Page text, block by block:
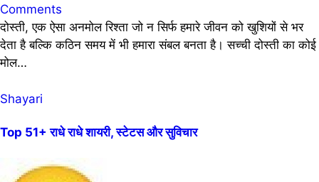
Comments
दोस्ती, एक ऐसा अनमोल रिश्ता जो न सिर्फ हमारे जीवन को खुशियों से भर
देता है बल्कि कठिन समय में भी हमारा संबल बनता है। सच्ची दोस्ती का कोई
मोल…
Shayari
Top 51+ राधे राधे शायरी, स्टेटस और सुविचार